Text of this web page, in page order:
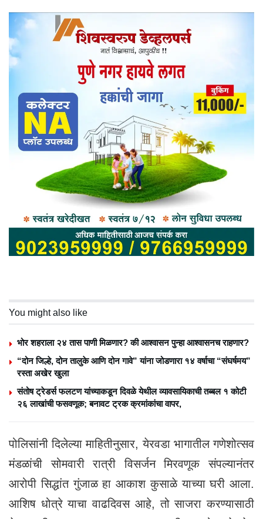
You might also like
भोर शहराला २४ तास पाणी मिळणार? की आश्वासन पुन्हा आश्वासनच राहणार?
“दोन जिल्हे, दोन तालुके आणि दोन गावे” यांना जोडणारा १४ वर्षाचा “संघर्षमय”
रस्ता अखेर खुला
संतोष ट्रेडर्स फलटण यांच्याकडून दिवळे येथील व्यावसायिकाची तब्बल १ कोटी
२६ लाखांची फसवणूक; बनावट ट्रक क्रमांकांचा वापर,
पोलिसांनी दिलेल्या माहितीनुसार, येरवडा भागातील गणेशोत्सव
मंडळांची सोमवारी रात्री विसर्जन मिरवणूक संपल्यानंतर
आरोपी सिद्धांत गुंजाळ हा आकाश कुसाळे याच्या घरी आला.
आशिष धोत्रे याचा वाढदिवस आहे, तो साजरा करण्यासाठी